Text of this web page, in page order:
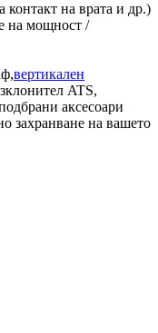
контакт на врата и др.)
на мощност /
вертикален
ATS,
аксесоари
захранване на вашето